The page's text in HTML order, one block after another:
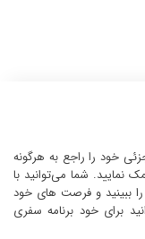
خود را راجع به هرگونه
نمایید. شما می‌توانید با
را ببینید و فرصت های خود
برای خود برنامه سفری